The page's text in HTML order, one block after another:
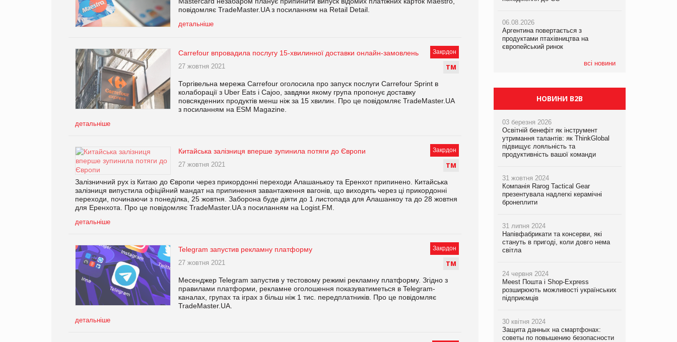
повідомляє TradeMaster.UA з посиланням на Retail Detail.
детальніше
Закрдон
ТМ
Carrefour впровадила послугу 15-хвилинної доставки онлайн-замовлень
27 жовтня 2021
Торгівельна мережа Carrefour оголосила про запуск послуги Carrefour Sprint в
колаборації з Uber Eats і Cajoo, завдяки якому група пропонує доставку
повсякденних продуктів менш ніж за 15 хвилин. Про це повідомляє TradeMaster.UA
з посиланням на ESM Magazine.
детальніше
Закрдон
ТМ
Китайська залізниця вперше зупинила потяги до Європи
27 жовтня 2021
Залізничний рух із Китаю до Європи через прикордонні переходи Алашанькоу та Еренхот припинено. Китайська
залізниця випустила офіційний мандат на припинення завантаження вагонів, що виходять через ці прикордонні
переходи, починаючи з понеділка, 25 жовтня. Заборона буде діяти до 1 листопада для Алашанкоу та до 28 жовтня
для Еренхота. Про це повідомляє TradeMaster.UA з посиланням на Logist.FM.
детальніше
Закрдон
ТМ
Telegram запустив рекламну платформу
27 жовтня 2021
Месенджер Telegram запустив у тестовому режимі рекламну платформу. Згідно з
правилами платформи, рекламне оголошення показуватиметься в Telegram-
каналах, групах та іграх з більш ніж 1 тис. передплатників. Про це повідомляє
TradeMaster.UA.
детальніше
06.08.2026
Аргентина повертається з
продуктами птахівництва на
європейський ринок
всі новини
06.08.2026
Аргентина повертається з
продуктами птахівництва на
європейський ринок
06.08.2026
Аргентина повертається з
продуктами птахівництва на
європейський ринок
НОВИНИ B2B
03 березня 2026
Освітній бенефіт як інструмент
утримання талантів: як ThinkGlobal
підвищує лояльність та
продуктивність вашої команди
31 жовтня 2024
Компанія Rarog Tactical Gear
презентувала надлегкі керамічні
бронеплити
31 липня 2024
Напівфабрикати та консерви, які
стануть в пригоді, коли довго нема
світла
24 червня 2024
Meest Пошта і Shop-Express
розширюють можливості українських
підприємців
30 квітня 2024
Защита данных на смартфонах:
советы по повышению безопасности